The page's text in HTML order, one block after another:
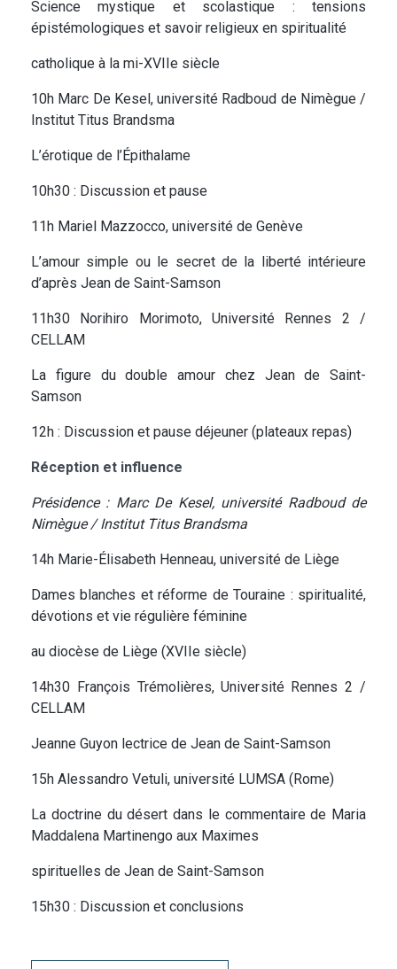
Science mystique et scolastique : tensions
épistémologiques et savoir religieux en spiritualité
catholique à la mi-XVIIe siècle
10h Marc De Kesel, université Radboud de Nimègue /
Institut Titus Brandsma
L’érotique de l’Épithalame
10h30 : Discussion et pause
11h Mariel Mazzocco, université de Genève
L’amour simple ou le secret de la liberté intérieure
d’après Jean de Saint-Samson
11h30 Norihiro Morimoto, Université Rennes 2 /
CELLAM
La figure du double amour chez Jean de Saint-
Samson
12h : Discussion et pause déjeuner (plateaux repas)
Réception et influence
Présidence : Marc De Kesel, université Radboud de
Nimègue / Institut Titus Brandsma
14h Marie-Élisabeth Henneau, université de Liège
Dames blanches et réforme de Touraine : spiritualité,
dévotions et vie régulière féminine
au diocèse de Liège (XVIIe siècle)
14h30 François Trémolières, Université Rennes 2 /
CELLAM
Jeanne Guyon lectrice de Jean de Saint-Samson
15h Alessandro Vetuli, université LUMSA (Rome)
La doctrine du désert dans le commentaire de Maria
Maddalena Martinengo aux Maximes
spirituelles de Jean de Saint-Samson
15h30 : Discussion et conclusions